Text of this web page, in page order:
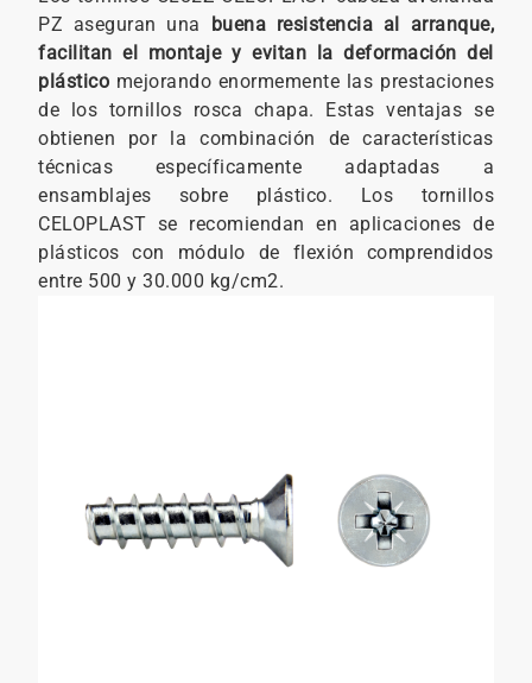
PZ aseguran una buena resistencia al arranque,
facilitan el montaje y evitan la deformación del
plástico mejorando enormemente las prestaciones
de los tornillos rosca chapa. Estas ventajas se
obtienen por la combinación de características
técnicas específicamente adaptadas a
ensamblajes sobre plástico. Los tornillos
CELOPLAST se recomiendan en aplicaciones de
plásticos con módulo de flexión comprendidos
entre 500 y 30.000 kg/cm2.